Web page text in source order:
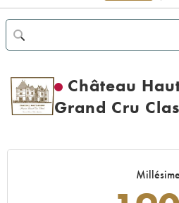
Château
Grand Cru
Millésime